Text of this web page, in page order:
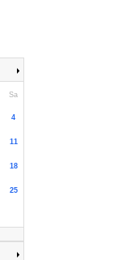
Sa
4
11
18
25